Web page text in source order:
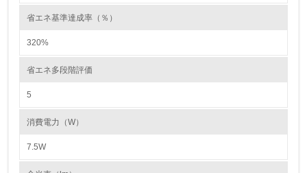
従業員が環境方針に基づいて自分の業務の中で行うべき環
→ 導入している規格名 ISO14001
省エネ基準達成率（％）
320%
省エネ多段階評価
5
消費電力（W）
7.5W